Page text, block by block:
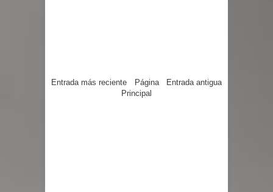
Entrada más reciente Entrada antigua
Página
Principal